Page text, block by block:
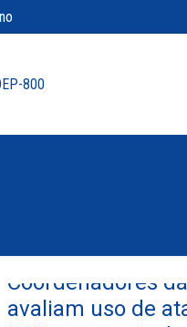
Coordenadores da
avaliam uso de